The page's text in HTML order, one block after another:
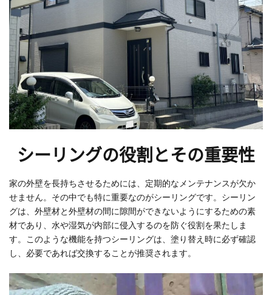
シーリングの役割とその重要性
家の外壁を長持ちさせるためには、定期的なメンテナンスが欠か
せません。その中でも特に重要なのがシーリングです。シーリン
グは、外壁材と外壁材の間に隙間ができないようにするための素
材であり、水や湿気が内部に侵入するのを防ぐ役割を果たしま
す。このような機能を持つシーリングは、塗り替え時に必ず確認
し、必要であれば交換することが推奨されます。